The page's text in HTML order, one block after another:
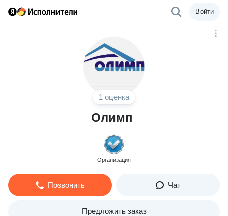
Войти
1 оценка
Олимп
Организация
Позвонить Чат
Предложить заказ